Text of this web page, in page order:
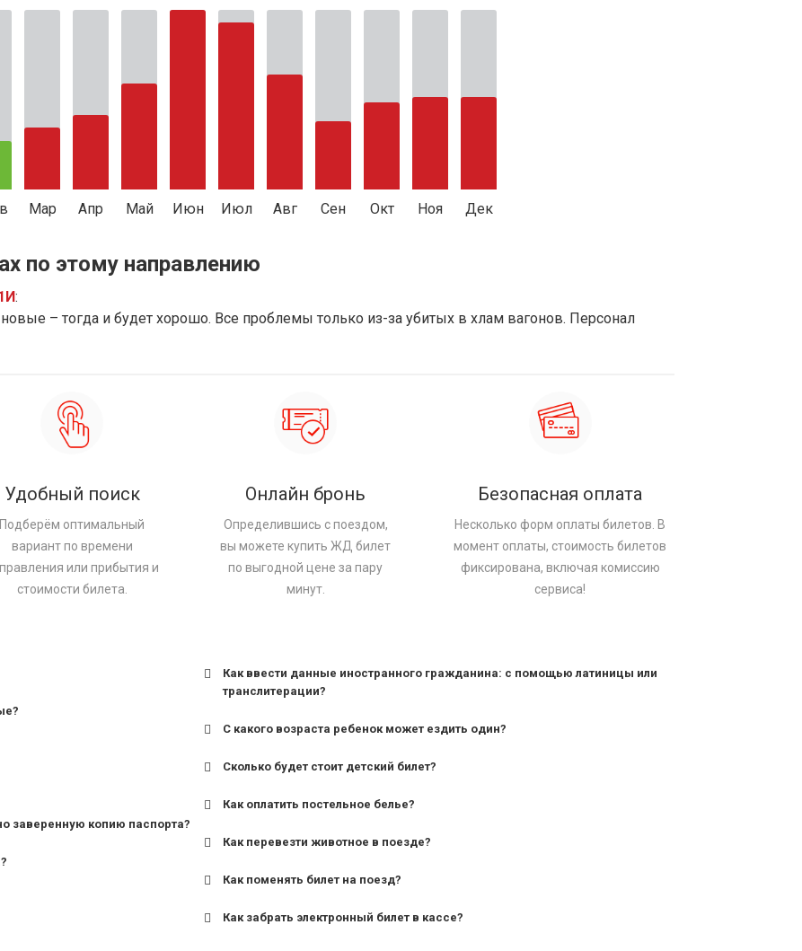
Мар Апр Май Июн Июл Авг Сен Окт Ноя Дек
по этому направлению
:
– тогда и будет хорошо. Все проблемы только из-за убитых в хлам вагонов. Персонал
Удобный поиск
Подберём оптимальный
вариант по времени
или прибытия и
стоимости билета.
Онлайн бронь
Определившись с поездом,
вы можете купить ЖД билет
по выгодной цене за пару
минут.
Безопасная оплата
Несколько форм оплаты билетов. В
момент оплаты, стоимость билетов
фиксирована, включая комиссию
сервиса!
заверенную копию паспорта?
Как ввести данные иностранного гражданина: с помощью латиницы или
транслитерации?
С какого возраста ребенок может ездить один?
для поездов дальнего следования — от 10 лет и старше;
Сколько будет стоит детский билет?
Как оплатить постельное белье?
Как перевезти животное в поезде?
Как поменять билет на поезд?
Как забрать электронный билет в кассе?